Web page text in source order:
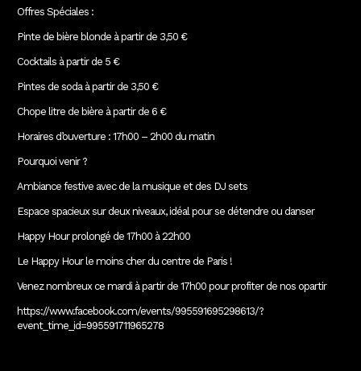
Offres Spéciales :
Pinte de bière blonde à partir de 3,50 €
Cocktails à partir de 5 €
Pintes de soda à partir de 3,50 €
Chope litre de bière à partir de 6 €
Horaires d’ouverture : 17h00 – 2h00 du matin
Pourquoi venir ?
Ambiance festive avec de la musique et des DJ sets
Espace spacieux sur deux niveaux, idéal pour se détendre ou danser
Happy Hour prolongé de 17h00 à 22h00
Le Happy Hour le moins cher du centre de Paris !
Venez nombreux ce mardi à partir de 17h00 pour profiter de nos opartir
https://www.facebook.com/events/995591695298613/?
event_time_id=995591711965278